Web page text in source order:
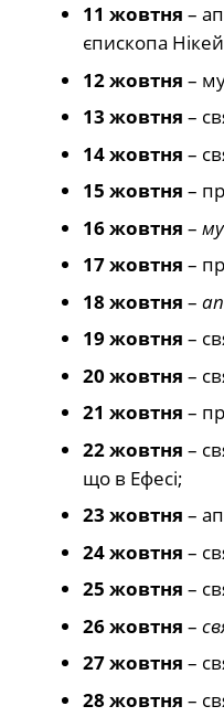
11 жовтня –
єпископа
12 жовтня –
13 жовтня –
14 жовтня –
15 жовтня –
16 жовтня –
17 жовтня –
18 жовтня –
19 жовтня –
20 жовтня –
21 жовтня –
22 жовтня –
що в Ефесі;
23 жовтня –
24 жовтня –
25 жовтня –
26 жовтня –
27 жовтня –
28 жовтня –